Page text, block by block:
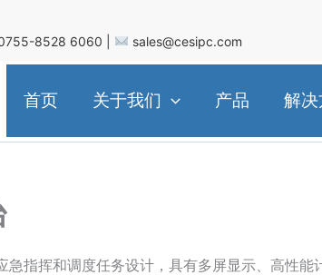
8528 6060 | sales@cesipc.com
首页 关于我们 产品 解决
指挥和调度任务设计，具有多屏显示、高性